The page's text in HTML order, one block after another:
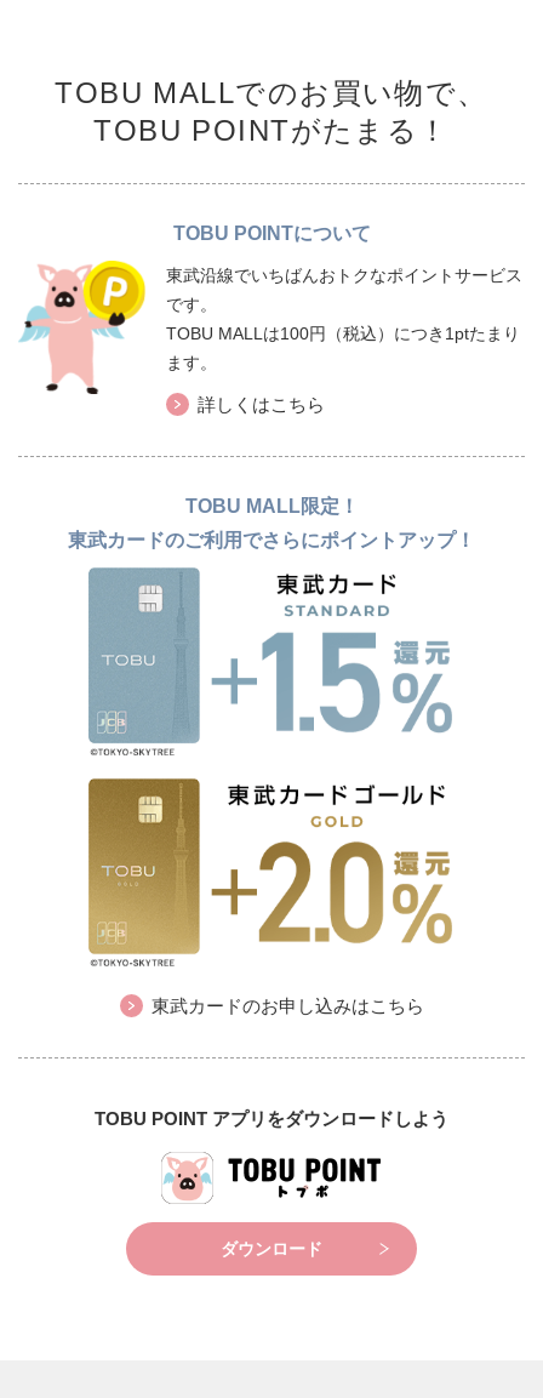
TOBU MALLでのお買い物で、
TOBU POINTがたまる！
TOBU POINTについて
東武沿線でいちばんおトクなポイントサービス
です。
TOBU MALLは100円（税込）につき1ptたまり
ます。
詳しくはこちら
TOBU MALL限定！
東武カードのご利用でさらにポイントアップ！
東武カードのお申し込みはこちら
TOBU POINT アプリをダウンロードしよう
ダウンロード